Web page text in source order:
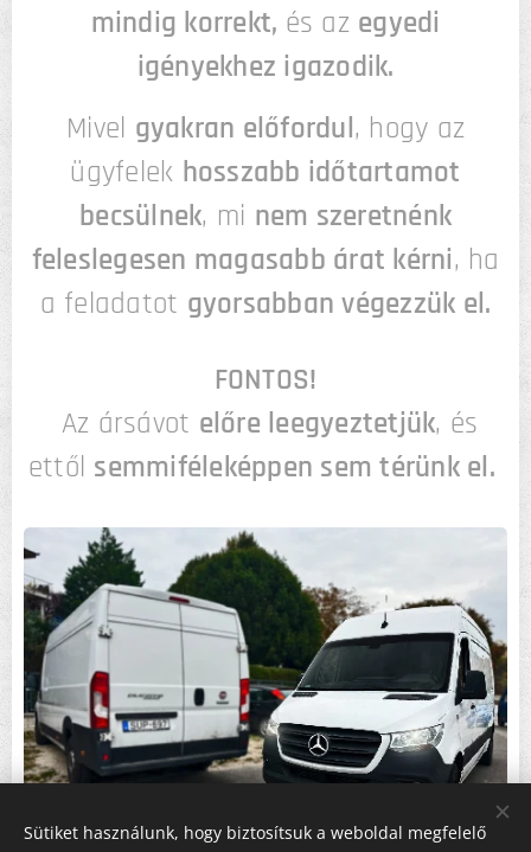
mindig korrekt, és az egyedi
igényekhez igazodik.
Mivel gyakran előfordul, hogy az
ügyfelek hosszabb időtartamot
becsülnek, mi nem szeretnénk
feleslegesen magasabb árat kérni, ha
a feladatot gyorsabban végezzük el.
FONTOS!
Az ársávot előre leegyeztetjük, és
ettől semmiféleképpen sem térünk el.
Sütiket használunk, hogy biztosítsuk a weboldal megfelelő